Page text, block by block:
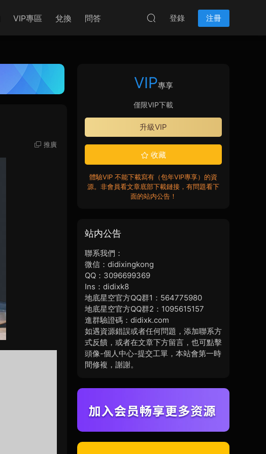
VIP專區 兌換 問答 登錄 注冊
推廣
VIP專享
僅限VIP下載
升級VIP
收藏
體驗VIP 不能下載寫有（包年VIP專享）的資
源。非會員看文章底部下載鏈接，有問題看下
面的站内公告！
站内公告
聯系我們：
微信：didixingkong
QQ：3096699369
Ins：didixk8
地底星空官方QQ群1：564775980
地底星空官方QQ群2：1095615157
進群驗證碼：didixk.com
如遇資源錯誤或者任何問題，添加聯系方
式反饋，或者在文章下方留言，也可點擊
頭像-個人中心-提交工單，本站會第一時
間修複，謝謝。